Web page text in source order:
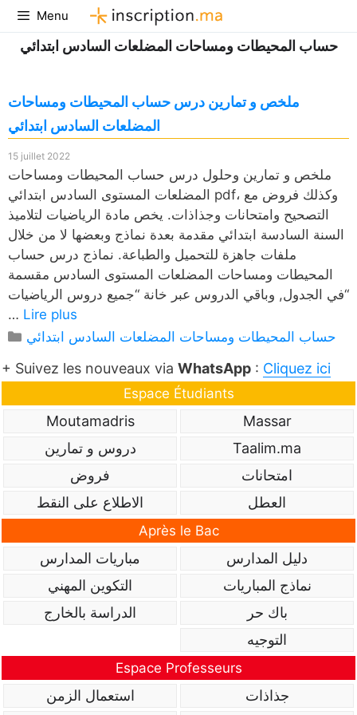
Aller
au
contenu
Menu
حساب المحيطات ومساحات المضلعات السادس ابتدائي
ملخص و تمارين درس حساب المحيطات ومساحات
المضلعات السادس ابتدائي
15 juillet 2022
ملخص و تمارين وحلول درس حساب المحيطات ومساحات
المضلعات المستوى السادس ابتدائي pdf، وكذلك فروض مع
التصحيح وامتحانات وجذاذات. يخص مادة الرياضيات لتلاميذ
السنة السادسة ابتدائي مقدمة بعدة نماذج وبعضها لا من خلال
ملفات جاهزة للتحميل والطباعة. نماذج درس حساب
المحيطات ومساحات المضلعات المستوى السادس مقسمة
في الجدول, وباقي الدروس عبر خانة “جميع دروس الرياضيات“
… Lire plus
Catégories
حساب المحيطات ومساحات المضلعات السادس ابتدائي
+ Suivez les nouveaux via WhatsApp : Cliquez ici
Espace Étudiants
Massar
Moutamadris
Taalim.ma
دروس و تمارين
امتحانات
فروض
العطل
الاطلاع على النقط
Après le Bac
دليل المدارس
مباريات المدارس
نماذج المباريات
التكوين المهني
باك حر
الدراسة بالخارج
التوجيه
Espace Professeurs
جذاذات
استعمال الزمن